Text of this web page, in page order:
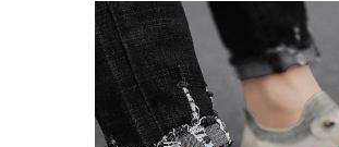
انتقل
إلى
النهاية
معرض
الصور